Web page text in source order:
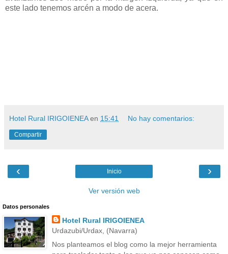
este lado tenemos arcén a modo de acera.
Hotel Rural IRIGOIENEA en 15:41 No hay comentarios:
Compartir
‹ ›
Inicio
Ver versión web
Datos personales
Hotel Rural IRIGOIENEA
Urdazubi/Urdax, (Navarra)
Nos planteamos el blog como la mejor herramienta